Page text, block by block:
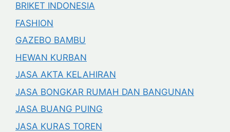
BRIKET INDONESIA
FASHION
GAZEBO BAMBU
HEWAN KURBAN
JASA AKTA KELAHIRAN
JASA BONGKAR RUMAH DAN BANGUNAN
JASA BUANG PUING
JASA KURAS TOREN